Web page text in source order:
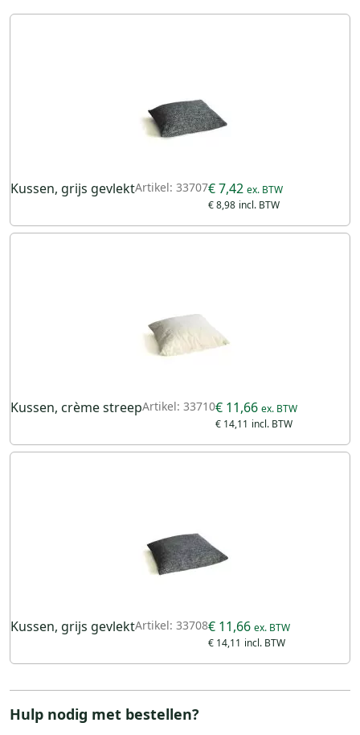
Kussen, grijs gevlektArtikel: 33707
€ 8,98
€ 7,42
Kussen, crème streepArtikel: 33710
€ 14,11
€ 11,66
Kussen, grijs gevlektArtikel: 33708
€ 14,11
€ 11,66
Hulp nodig met bestellen?